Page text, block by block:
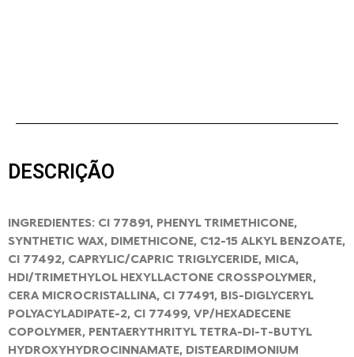
DESCRIÇÃO
INGREDIENTES: CI 77891, PHENYL TRIMETHICONE,
SYNTHETIC WAX, DIMETHICONE, C12-15 ALKYL BENZOATE,
CI 77492, CAPRYLIC/CAPRIC TRIGLYCERIDE, MICA,
HDI/TRIMETHYLOL HEXYLLACTONE CROSSPOLYMER,
CERA MICROCRISTALLINA, CI 77491, BIS-DIGLYCERYL
POLYACYLADIPATE-2, CI 77499, VP/HEXADECENE
COPOLYMER, PENTAERYTHRITYL TETRA-DI-T-BUTYL
HYDROXYHYDROCINNAMATE, DISTEARDIMONIUM